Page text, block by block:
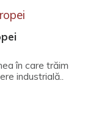
în care trăim
industrială..